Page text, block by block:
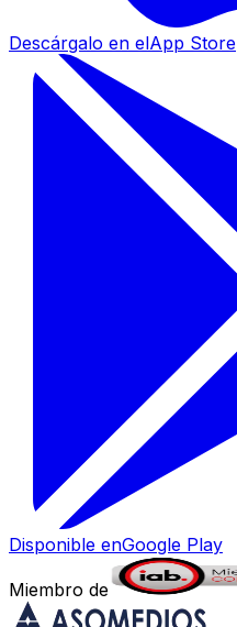
Descárgalo en elApp Store
Disponible enGoogle Play
Miembro de